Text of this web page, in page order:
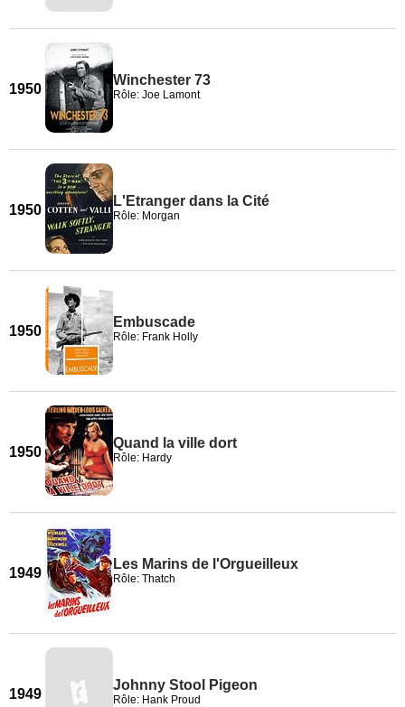
1950
Winchester 73
Rôle: Joe Lamont
1950
L'Etranger dans la Cité
Rôle: Morgan
1950
Embuscade
Rôle: Frank Holly
1950
Quand la ville dort
Rôle: Hardy
1949
Les Marins de l'Orgueilleux
Rôle: Thatch
1949
Johnny Stool Pigeon
Rôle: Hank Proud